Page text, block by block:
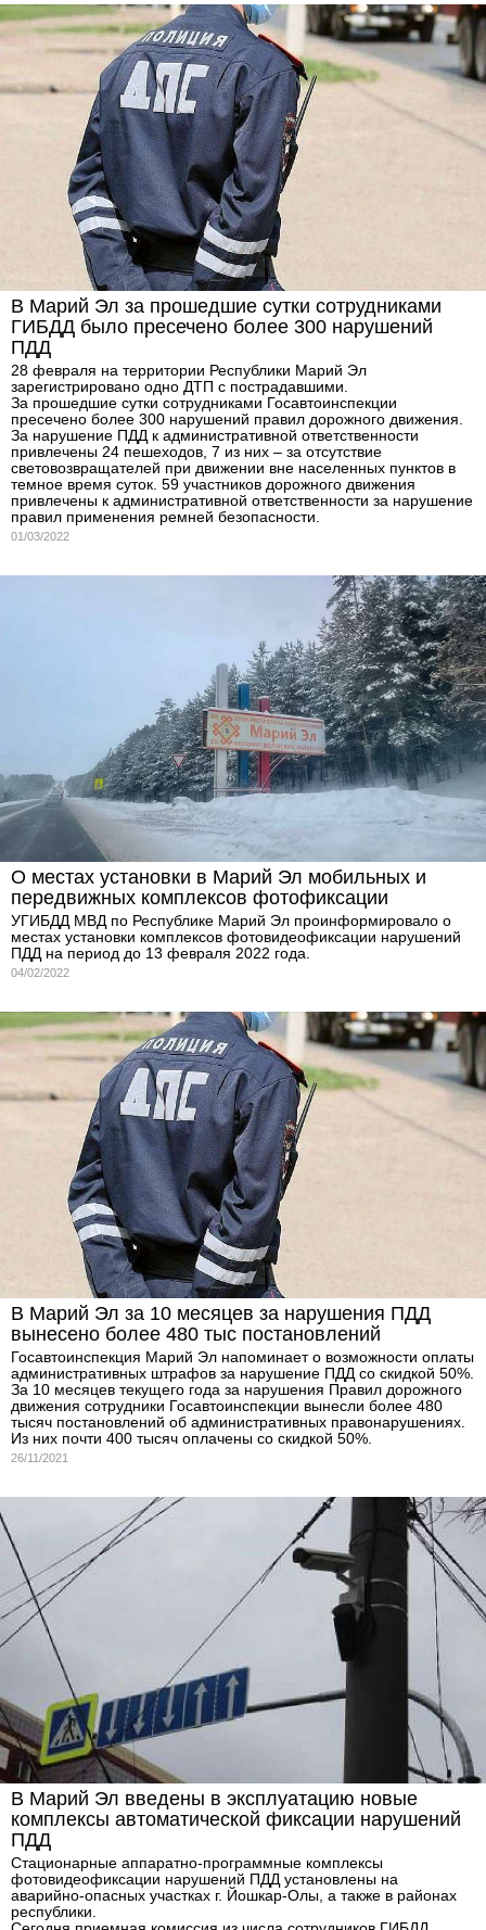
В Марий Эл за прошедшие сутки сотрудниками
ГИБДД было пресечено более 300 нарушений
ПДД
28 февраля на территории Республики Марий Эл
зарегистрировано одно ДТП с пострадавшими.
За прошедшие сутки сотрудниками Госавтоинспекции
пресечено более 300 нарушений правил дорожного движения.
За нарушение ПДД к административной ответственности
привлечены 24 пешеходов, 7 из них – за отсутствие
световозвращателей при движении вне населенных пунктов в
темное время суток. 59 участников дорожного движения
привлечены к административной ответственности за нарушение
правил применения ремней безопасности.
01/03/2022
О местах установки в Марий Эл мобильных и
передвижных комплексов фотофиксации
УГИБДД МВД по Республике Марий Эл проинформировало о
местах установки комплексов фотовидеофиксации нарушений
ПДД на период до 13 февраля 2022 года.
04/02/2022
В Марий Эл за 10 месяцев за нарушения ПДД
вынесено более 480 тыс постановлений
Госавтоинспекция Марий Эл напоминает о возможности оплаты
административных штрафов за нарушение ПДД со скидкой 50%.
За 10 месяцев текущего года за нарушения Правил дорожного
движения сотрудники Госавтоинспекции вынесли более 480
тысяч постановлений об административных правонарушениях.
Из них почти 400 тысяч оплачены со скидкой 50%.
26/11/2021
В Марий Эл введены в эксплуатацию новые
комплексы автоматической фиксации нарушений
ПДД
Стационарные аппаратно-программные комплексы
фотовидеофиксации нарушений ПДД установлены на
аварийно-опасных участках г. Йошкар-Олы, а также в районах
республики.